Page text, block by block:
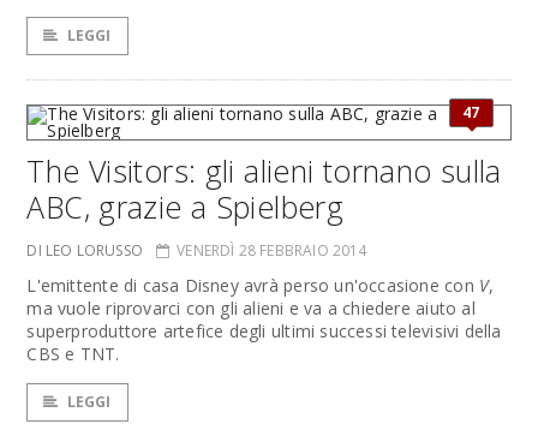
LEGGI
47
The Visitors: gli alieni tornano sulla
ABC, grazie a Spielberg
DI LEO LORUSSO VENERDÌ 28 FEBBRAIO 2014
L'emittente di casa Disney avrà perso un'occasione con V,
ma vuole riprovarci con gli alieni e va a chiedere aiuto al
superproduttore artefice degli ultimi successi televisivi della
CBS e TNT.
LEGGI